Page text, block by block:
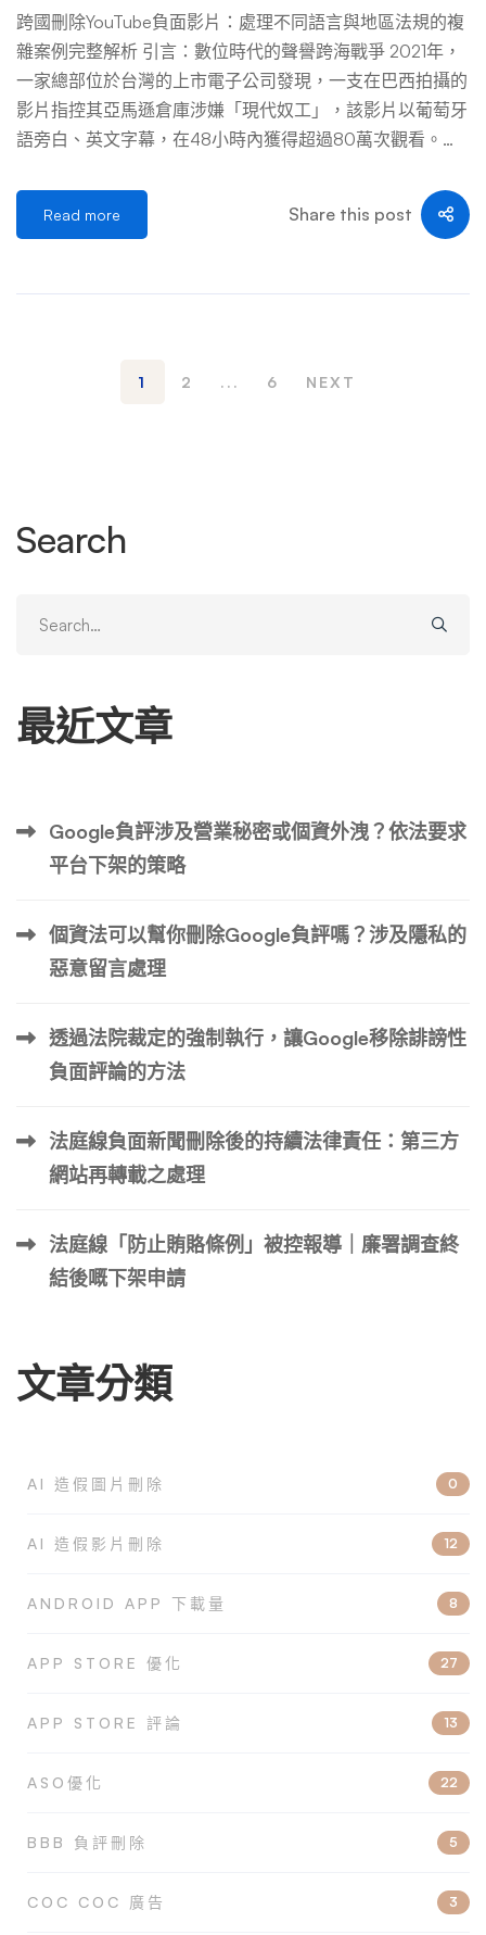
做的： 第三部分：進階策略——當申訴石沉大海時 如果第
一次申訴被駁回，或遲遲沒有回應，不要絕望。我們還有更
深入的策略。 一、 透過 TeamYouTube 尋求協助 TeamYouT
ube 是 YouTube 官方在 X (Twitter) 和社群論壇上的客服帳
號。雖然他們無法直接幫你恢復頻道，但他們可以將你 […]
跨國刪除YouTube負面影片：處理不同語言與地區法規的複
雜案例完整解析 引言：數位時代的聲譽跨海戰爭 2021年，
一家總部位於台灣的上市電子公司發現，一支在巴西拍攝的
影片指控其亞馬遜倉庫涉嫌「現代奴工」，該影片以葡萄牙
語旁白、英文字幕，在48小時內獲得超過80萬次觀看。這
一：當負面內容以不同語言、在不同國家發布，並受到當地
法律保護時，該如何有效應對？ 跨國刪除YouTube負面影片
管轄權迷宮 1.1 屬地原則與全球互聯網的根本衝突 當一支影
認定為誹謗的影片，而非僅在德國境內遮蔽。這個判決打破
了過去平台常用的「地域限制即可」的抗辯理由。然而，Yo
這就形成了第一個複雜案例：一家日本企業若要刪除一支在
低、執行效率最高」的國家作為首要突破點。例如東亞國家
歐盟法院敗訴，法院裁定被遺忘權原則上僅適用於歐盟成員
國境內的搜尋服務，而非全球範圍。這個判決對YouTube影
政治人物試圖刪除一支包含其負面新聞的波蘭語影片，該影
片上傳者為波蘭居民。儘管法國法院下令刪除，YouTube援
易觀看。 這種「半套刪除」對企業聲譽管理的實質幫助有
限。因此，專業的跨國刪除策略已從 […] …
Read more Share this post
1 2 ... 6 NEXT
Search
for:
最近文章
Google負評涉及營業秘密或個資外洩？依法要求
平台下架的策略
個資法可以幫你刪除Google負評嗎？涉及隱私的
惡意留言處理
透過法院裁定的強制執行，讓Google移除誹謗性
負面評論的方法
法庭線負面新聞刪除後的持續法律責任：第三方
網站再轉載之處理
法庭線「防止賄賂條例」被控報導｜廉署調查終
結後嘅下架申請
文章分類
AI 造假圖片刪除 0
AI 造假影片刪除 12
ANDROID APP 下載量 8
APP STORE 優化 27
APP STORE 評論 13
ASO優化 22
BBB 負評刪除 5
COC COC 廣告 3